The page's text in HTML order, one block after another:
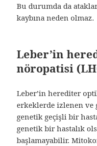
Bu durumda da
kaybına neden olmaz.
Leber’in
nöropatisi
Leber’in herediter
erkeklerde izlenen ve
genetik geçişli bir
genetik bir hastalık
başlamayabilir.